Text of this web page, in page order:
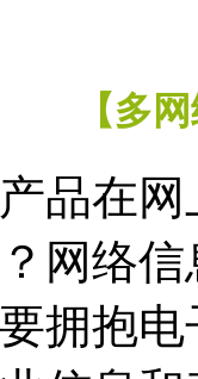
【多
品在
网络
拥抱